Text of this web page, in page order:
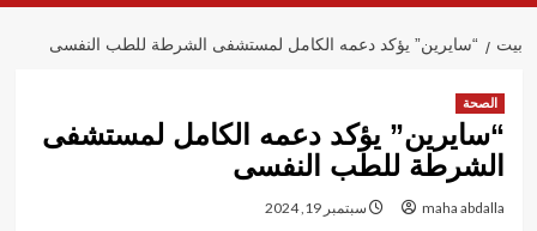
بيت “سايرين” يؤكد دعمه الكامل لمستشفى الشرطة للطب النفسى
الصحة
“سايرين” يؤكد دعمه الكامل لمستشفى
الشرطة للطب النفسى
maha abdalla سبتمبر 19, 2024